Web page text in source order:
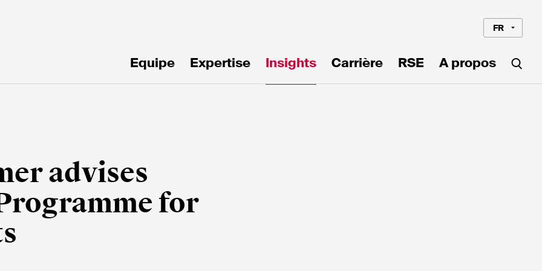
FR
Equipe Expertise Insights Carrière RSE A propos
advises
for